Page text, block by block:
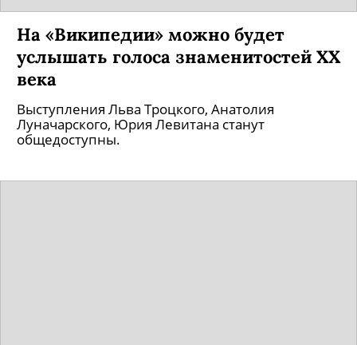
На «Википедии» можно будет
услышать голоса знаменитостей XX
века
Выступления Льва Троцкого, Анатолия
Луначарского, Юрия Левитана станут
общедоступны.